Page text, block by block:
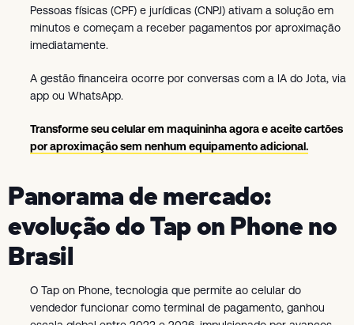
Pessoas físicas (CPF) e jurídicas (CNPJ) ativam a solução em
minutos e começam a receber pagamentos por aproximação
imediatamente.
A gestão financeira ocorre por conversas com a IA do Jota, via
app ou WhatsApp.
Transforme seu celular em maquininha agorae aceite cartões
por aproximação sem nenhum equipamento adicional.
Panorama de mercado:
evolução do Tap on Phone no
Brasil
O Tap on Phone, tecnologia que permite ao celular do
vendedor funcionar como terminal de pagamento, ganhou